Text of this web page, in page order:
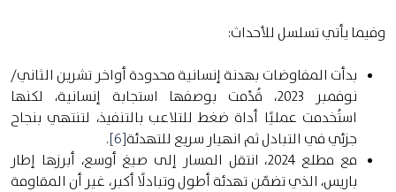
وفيما يأتي تسلسل للأحداث:
بدأت المفاوضات بهدنة إنسانية محدودة أواخر تشرين الثاني/
نوفمبر 2023، قُدِّمت بوصفها استجابة إنسانية، لكنها
استُخدمت عمليًا أداة ضغط للتلاعب بالتنفيذ، لتنتهي بنجاح
جزئي في التبادل ثم انهيار سريع للتهدئة[6]
.
مع مطلع 2024، انتقل المسار إلى صيغ أوسع، أبرزها إطار
باريس، الذي تضمّن تهدئة أطول وتبادلًا أكبر، غير أن المقاومة